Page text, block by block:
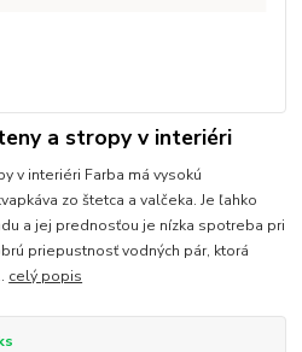
a stropy v interiéri
v interiéri Farba má vysokú
zo štetca a valčeka. Je ľahko
a jej prednosťou je nízka spotreba pri
priepustnosť vodných pár, ktorá
celý popis